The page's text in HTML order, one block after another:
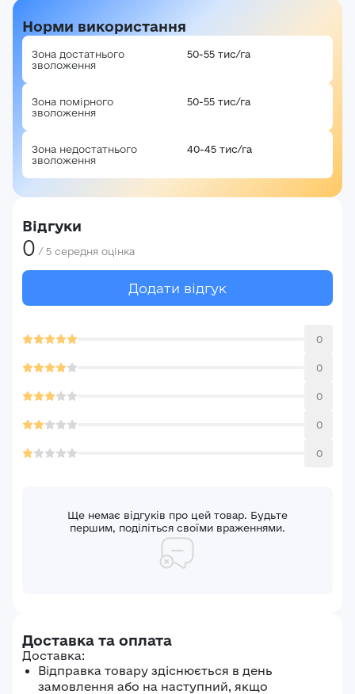
Норми використання
Зона достатнього
зволоження
50-55 тис/га
Зона помірного
зволоження
50-55 тис/га
Зона недостатнього
зволоження
40-45 тис/га
Відгуки
0 / 5 середня оцінка
Додати відгук
0
0
0
0
0
Ще немає відгуків про цей товар. Будьте
першим, поділіться своїми враженнями.
Доставка та оплата
Доставка:
Відправка товару здіснюється в день
замовлення або на наступний, якщо
Ваша оцінка
Авторизація